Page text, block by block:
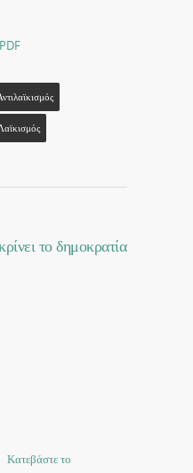
το δημοκρατία
Κατεβάστε το